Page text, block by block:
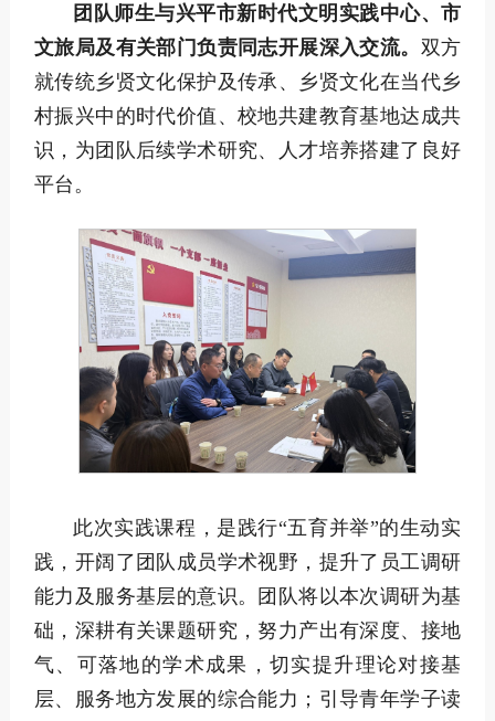
团队师生与兴平市新时代文明实践中心、市
文旅局及有关部门负责同志开展深入交流。 双方
就传统乡贤文化保护及传承、乡贤文化在当代乡
村振兴中的时代价值、校地共建教育基地达成共
识，为团队后续学术研究、人才培养搭建了良好
平台。
此次实践课程，是践行“五育并举”的生动实
践，开阔了团队成员学术视野，提升了员工调研
能力及服务基层的意识。团队将以本次调研为基
础，深耕有关课题研究，努力产出有深度、接地
气、可落地的学术成果，切实提升理论对接基
层、服务地方发展的综合能力；引导青年学子读